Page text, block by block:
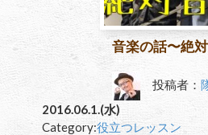
音楽の話〜絶
投稿者：
2016.06.1.(水)
Category:役立つレッスン